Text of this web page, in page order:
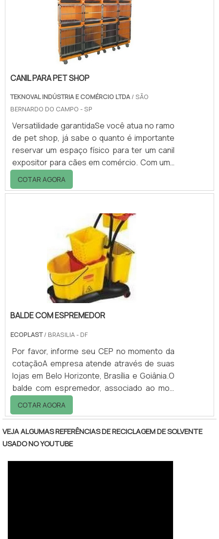
para a renovação da licença de operação é
muito importante, pois, dependendo do ramo
CANIL PARA PET SHOP
TEKNOVAL INDÚSTRIA E COMÉRCIO LTDA/ SÃO
BERNARDO DO CAMPO - SP
Versatilidade garantidaSe você atua no ramo
de pet shop, já sabe o quanto é importante
reservar um espaço físico para ter um canil
expositor para cães em comércio. Com uma
versatilidade incrível, este item pode ser
utilizado tanto para abrigar os animais que
eventos de venda e adoção.A empresa
Teknoval fornece modelos de canil para pet
shop com opções em posições verticais e
horizontais. Todas com a garantia de
durabilidade, resistência e lavável. Nosso.
COTAR AGORA
BALDE COM ESPREMEDOR
ECOPLAST/ BRASILIA - DF
Por favor, informe seu CEP no momento da
cotaçãoA empresa atende através de suas
lojas em Belo Horizonte, Brasília e Goiânia.O
balde com espremedor, associado ao mop
úmido, tornam mais fácil o serviço do
profissional da limpeza, que não precisa se
agachar ou torcer o pano de chão
manualmente.Além disso, a ação do
espremedor, que reduz os derramamentos e
respingos, e a funcionalidade dos rodízios,
COTAR AGORA
VEJA ALGUMAS REFERÊNCIAS DE RECICLAGEM DE SOLVENTE
USADO NO YOUTUBE